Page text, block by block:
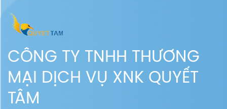
CÔNG TY TNHH THƯƠNG
MẠI DỊCH VỤ XNK QUYẾT
TÂM